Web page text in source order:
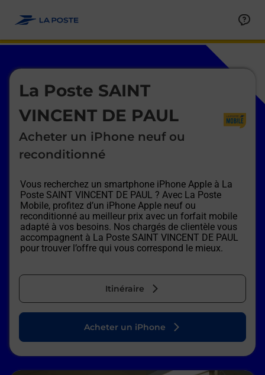
La Poste SAINT
VINCENT DE PAUL
Acheter un iPhone neuf ou
reconditionné
Vous recherchez un smartphone iPhone Apple à La
Poste SAINT VINCENT DE PAUL ? Avec La Poste
Mobile, profitez d’un iPhone Apple neuf ou
reconditionné au meilleur prix avec un forfait mobile
adapté à vos besoins. Nos chargés de clientèle vous
accompagnent à La Poste SAINT VINCENT DE PAUL
pour trouver l’offre qui vous correspond le mieux.
Itinéraire
Le lien s'ouvre dans un nouvel onglet
Acheter un iPhone